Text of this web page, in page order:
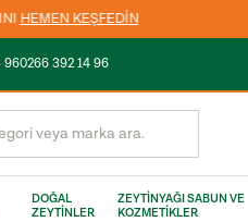
960266 392 14 96
veya marka ara.
DOĞAL
ZEYTİNLER
ZEYTİNYAĞI SABUN VE
KOZMETİKLER